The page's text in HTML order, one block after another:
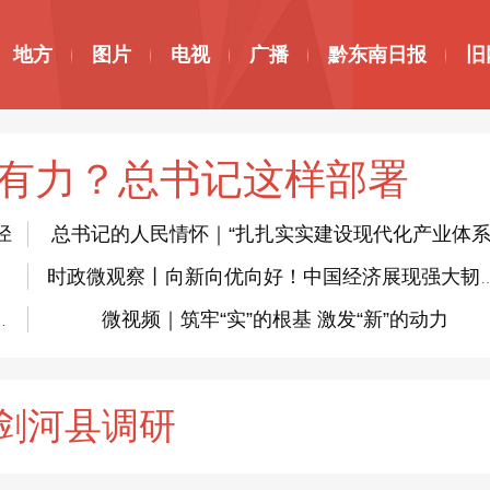
地方 图片 电视 广播 黔东南日报
力？总书记这样部署
总书记的人民情怀｜“扎扎实实建设现代化产业体
微视频｜筑牢“实”的根基 激发“新”的动力
河县调研